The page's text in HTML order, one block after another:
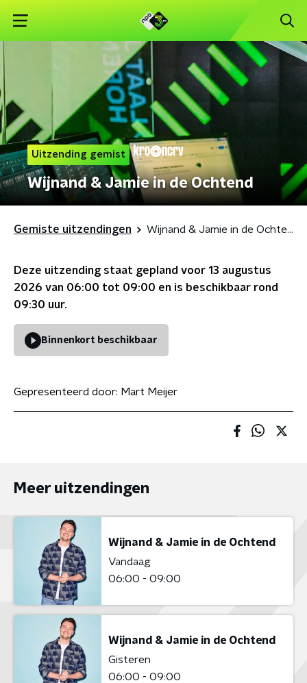
Uitzending gemist
Wijnand & Jamie in de Ochtend
Gemiste uitzendingen Wijnand & Jamie in de Ochtend
Deze uitzending staat gepland voor 13 augustus
2026 van 06:00 tot 09:00 en is beschikbaar rond
09:30 uur.
Binnenkort beschikbaar
Gepresenteerd door: Mart Meijer
Meer uitzendingen
Wijnand & Jamie in de Ochtend
Vandaag
06:00 - 09:00
Wijnand & Jamie in de Ochtend
Gisteren
06:00 - 09:00